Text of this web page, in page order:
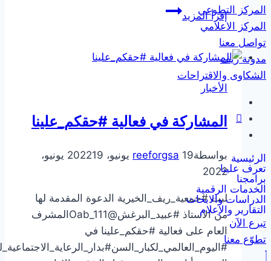
المركز التطوعي
المركز الاعلامي
تواصل معنا
مدونة ريف
الشكاوى والاقتراحات
الرئيسية
تعرف علينا
برامجنا
الخدمات الرقمية
الدراسات والابحاث
التقارير والإعلام
تبرع الآن
تطوّع معنا
إقرأ المزيدأ.سلطان
في
ورقة
إدارة
التمويلية
الأخبار
المشاركة في فعالية #حقكم_علينا
بواسطة reeforgsa 19 يونيو، 2022
19 يونيو،
2022
لبت #جمعية_ريف_الخيرية الدعوة المقدمة لها
من الاستاذ #عبيد_البرغش@Oab_111المشرف
العام على فعالية #حقكم_علينا في